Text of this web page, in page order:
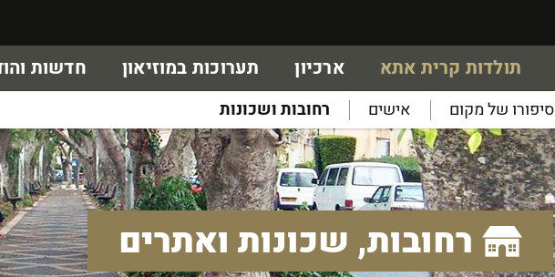
תולדות קרית אתא
סיפורו של מקום אישים רחובות ושכונות
ארכיון תערוכות במוזיאון חדשות
רחובות, שכונות ואתרים